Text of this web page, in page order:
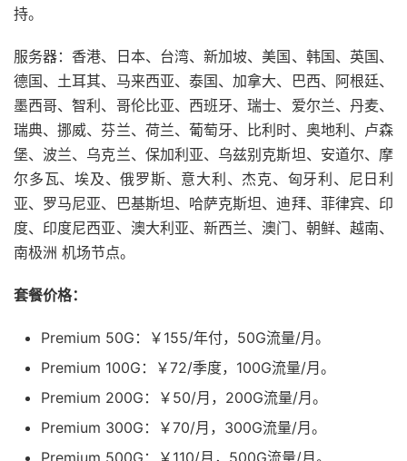
持。
服务器：香港、日本、台湾、新加坡、美国、韩国、英国、
德国、土耳其、马来西亚、泰国、加拿大、巴西、阿根廷、
墨西哥、智利、哥伦比亚、西班牙、瑞士、爱尔兰、丹麦、
瑞典、挪威、芬兰、荷兰、葡萄牙、比利时、奥地利、卢森
堡、波兰、乌克兰、保加利亚、乌兹别克斯坦、安道尔、摩
尔多瓦、埃及、俄罗斯、意大利、杰克、匈牙利、尼日利
亚、罗马尼亚、巴基斯坦、哈萨克斯坦、迪拜、菲律宾、印
度、印度尼西亚、澳大利亚、新西兰、澳门、朝鲜、越南、
南极洲 机场节点。
套餐价格：
Premium 50G：￥155/年付，50G流量/月。
Premium 100G：￥72/季度，100G流量/月。
Premium 200G：￥50/月，200G流量/月。
Premium 300G：￥70/月，300G流量/月。